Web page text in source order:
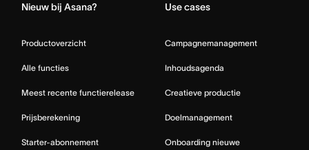
Nieuw bij Asana?
Productoverzicht
Alle functies
Meest recente functierelease
Prijsberekening
Starter-abonnement
Use cases
Campagnemanagement
Inhoudsagenda
Creatieve productie
Doelmanagement
Onboarding nieuwe